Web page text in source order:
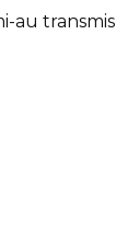
au transmis